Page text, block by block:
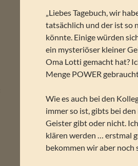
„Liebes Tagebuch, wir
tatsächlich und der ist so
könnte. Einige würden
ein mysteriöser kleiner
Oma Lotti gemacht hat?
Menge POWER
Wie es auch bei den
immer so ist, gibts bei
Geister gibt oder nicht.
klären werden … erstmal
bekommen wir aber noch